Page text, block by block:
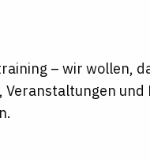
– wir wollen,